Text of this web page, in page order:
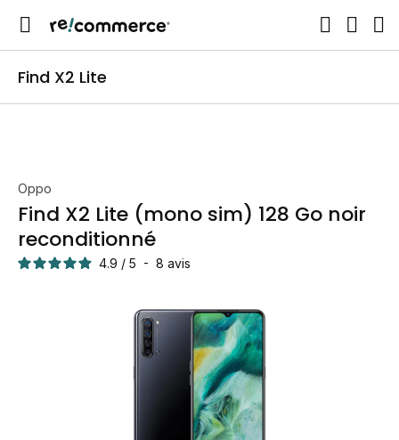
Find X2 Lite
Oppo
Find X2 Lite (mono sim) 128 Go noir
reconditionné
4.9 / 5 - 8 avis